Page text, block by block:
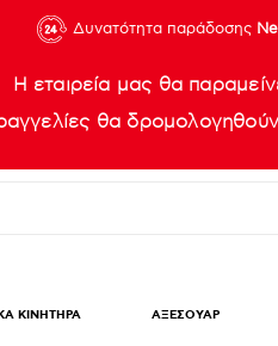
Δυνατότητα παράδοσης
Η εταιρεία μας θα
θα
ΚΙΝΗΤΗΡΑ ΑΞΕΣΟΥΑΡ